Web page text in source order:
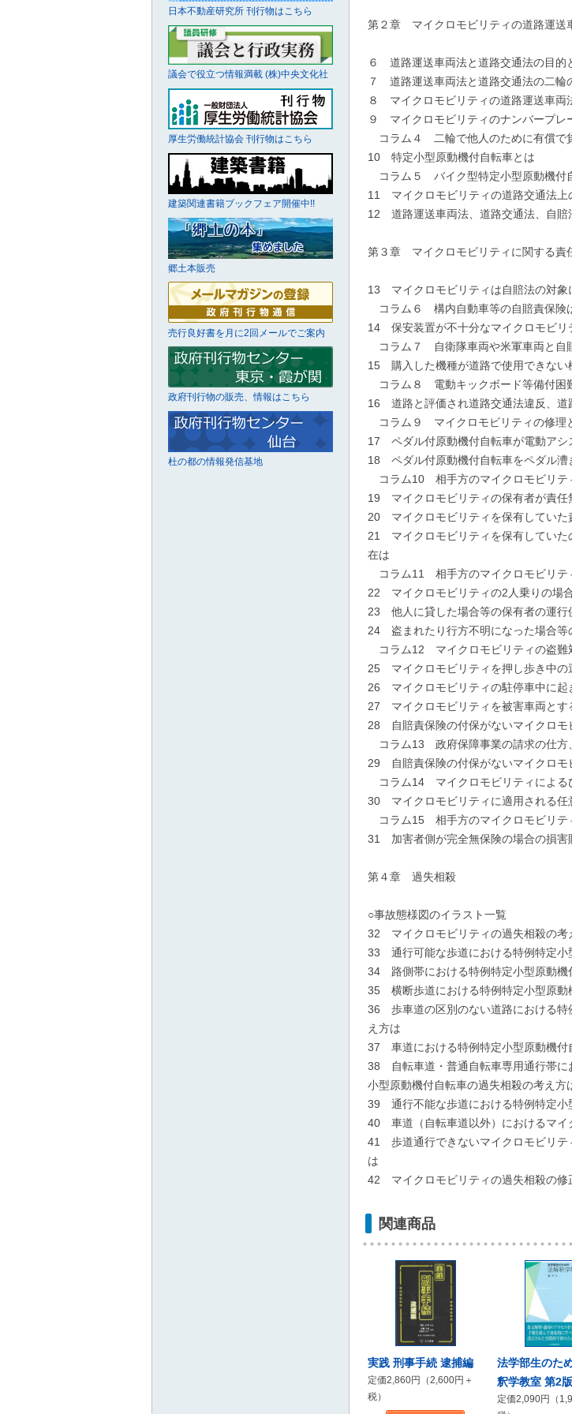
第２章 マイクロモビリティの道路運送
６ 道路運送車両法と道路交通法の目的
７ 道路運送車両法と道路交通法の二輪
８ マイクロモビリティの道路運送車両
９ マイクロモビリティのナンバープレ
コラム４ 二輪で他人のために有償で
10 特定小型原動機付自転車とは
コラム５ バイク型特定小型原動機付
11 マイクロモビリティの道路交通法上
12 道路運送車両法、道路交通法、自賠
第３章 マイクロモビリティに関する責
13 マイクロモビリティは自賠法の対象
コラム６ 構内自動車等の自賠責保険
14 保安装置が不十分なマイクロモビリ
コラム７ 自衛隊車両や米軍車両と自
15 購入した機種が道路で使用できない
コラム８ 電動キックボード等備付困
16 道路と評価され道路交通法違反、道
コラム９ マイクロモビリティの修理
17 ペダル付原動機付自転車が電動アシ
18 ペダル付原動機付自転車をペダル漕
コラム10 相手方のマイクロモビリテ
19 マイクロモビリティの保有者が責任
20 マイクロモビリティを保有していた
21 マイクロモビリティを保有していた
在は
コラム11 相手方のマイクロモビリテ
22 マイクロモビリティの2人乗りの場
23 他人に貸した場合等の保有者の運行
24 盗まれたり行方不明になった場合等
コラム12 マイクロモビリティの盗難
25 マイクロモビリティを押し歩き中の
26 マイクロモビリティの駐停車中に起
27 マイクロモビリティを被害車両とす
28 自賠責保険の付保がないマイクロモ
コラム13 政府保障事業の請求の仕方
29 自賠責保険の付保がないマイクロモ
コラム14 マイクロモビリティによる
30 マイクロモビリティに適用される任
コラム15 相手方のマイクロモビリテ
31 加害者側が完全無保険の場合の損害
第４章 過失相殺
○事故態様図のイラスト一覧
32 マイクロモビリティの過失相殺の考
33 通行可能な歩道における特例特定小
34 路側帯における特例特定小型原動機
35 横断歩道における特例特定小型原動
36 歩車道の区別のない道路における特
え方は
37 車道における特例特定小型原動機付
38 自転車道・普通自転車専用通行帯に
小型原動機付自転車の過失相殺の考え方
39 通行不能な歩道における特例特定小
40 車道（自転車道以外）におけるマイ
41 歩道通行できないマイクロモビリテ
は
42 マイクロモビリティの過失相殺の修
関連商品
実践 刑事手続 逮捕編
定価2,860円（2,600円＋
税）
法学部生のた
釈学教室 第2版
定価2,090円（
日本不動産研究所 刊行物はこちら
議会で役立つ情報満載 (株)中央文化社
厚生労働統計協会 刊行物はこちら
建築関連書籍ブックフェア開催中!!
郷土本販売
売行良好書を月に2回メールでご案内
政府刊行物の販売、情報はこちら
杜の都の情報発信基地